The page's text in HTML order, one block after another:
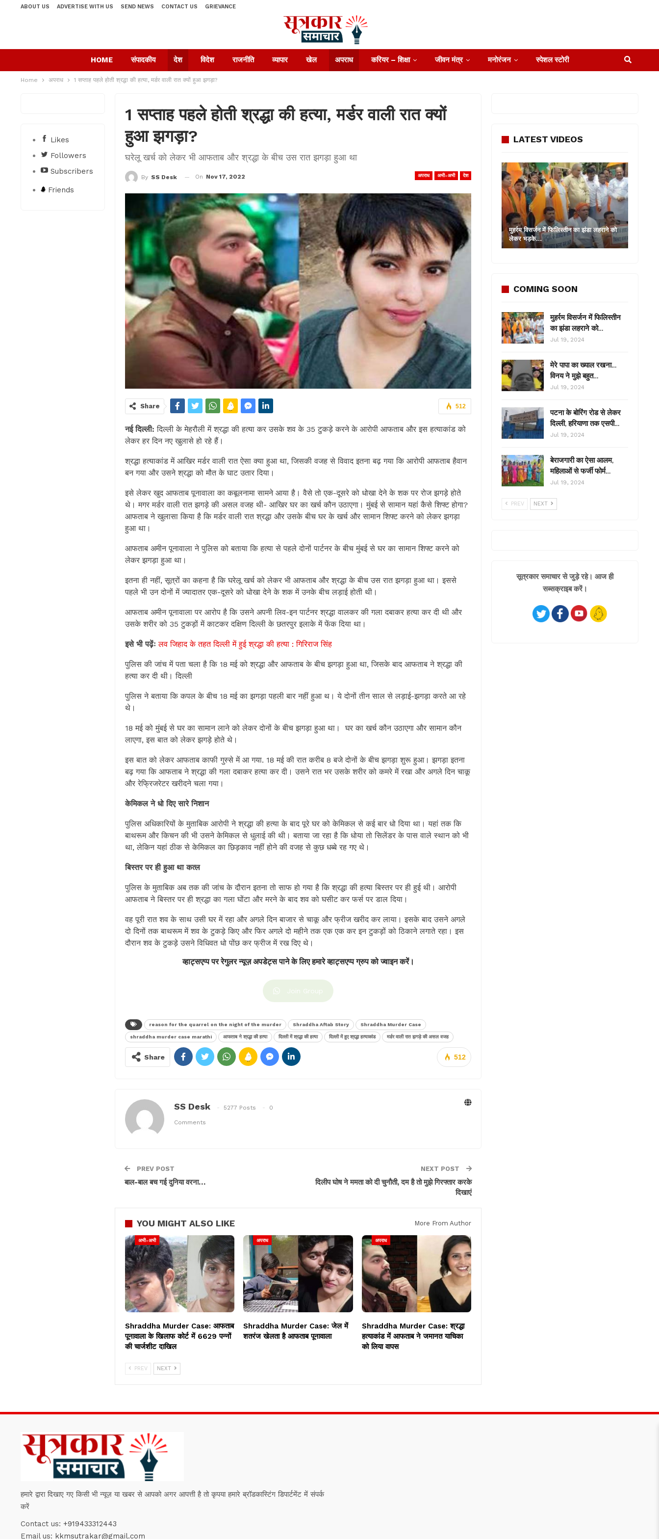
ABOUT US ADVERTISE WITH US SEND NEWS CONTACT US GRIEVANCE
HOME संपादकीय देश विदेश राजनीति व्यापार खेल अपराध करियर – शिक्षा जीवन मंत्र मनोरंजन स्पेशल स्टोरी
Home अपराध 1 सप्ताह पहले होती श्रद्धा की हत्या, मर्डर वाली रात क्यों हुआ झगड़ा?
1 सप्ताह पहले होती श्रद्धा की हत्या, मर्डर वाली रात क्यों
हुआ झगड़ा?
घरेलू खर्च को लेकर भी आफताब और श्रद्धा के बीच उस रात झगड़ा हुआ था
अपराध अभी-अभी देश
By SS Desk On Nov 17, 2022
512
Share
नई दिल्ली: दिल्ली के मेहरौली में श्रद्धा की हत्या कर उसके शव के 35 टुकड़े करने के आरोपी आफताब और इस हत्याकांड को
लेकर हर दिन नए खुलासे हो रहे हैं।
श्रद्धा हत्याकांड में आखिर मर्डर वाली रात ऐसा क्या हुआ था, जिसकी वजह से विवाद इतना बढ़ गया कि आरोपी आफताब हैवान
बन गया और उसने श्रद्धा को मौत के घाट उतार दिया।
इसे लेकर खुद आफताब पूनावाला का कबूलनामा सामने आया है। वैसे तो एक-दूसरे को धोखा देने के शक पर रोज झगड़े होते
थे। मगर मर्डर वाली रात झगड़े की असल वजह थी- आखिर घर का खर्च कौन उठाएगा। मुंबई से सामान यहां कैसे शिफ्ट होगा?
आफताब ने खुलासा किया है कि मर्डर वाली रात श्रद्धा और उसके बीच घर के खर्च और सामान शिफ्ट करने को लेकर झगड़ा
हुआ था।
आफताब अमीन पूनावाला ने पुलिस को बताया कि हत्या से पहले दोनों पार्टनर के बीच मुंबई से घर का सामान शिफ्ट करने को
लेकर झगड़ा हुआ था।
इतना ही नहीं, सूत्रों का कहना है कि घरेलू खर्च को लेकर भी आफताब और श्रद्धा के बीच उस रात झगड़ा हुआ था। इससे
पहले भी उन दोनों में ज्यादातर एक-दूसरे को धोखा देने के शक में उनके बीच लड़ाई होती थी।
आफताब अमीन पूनावाला पर आरोप है कि उसने अपनी लिव-इन पार्टनर श्रद्धा वालकर की गला दबाकर हत्या कर दी थी और
उसके शरीर को 35 टुकड़ों में काटकर दक्षिण दिल्ली के छतरपुर इलाके में फेंक दिया था।
इसे भी पढ़ेंःलव जिहाद के तहत दिल्ली में हुई श्रद्धा की हत्या : गिरिराज सिंह
पुलिस की जांच में पता चला है कि 18 मई को श्रद्धा और आफताब के बीच झगड़ा हुआ था, जिसके बाद आफताब ने श्रद्धा की
हत्या कर दी थी। दिल्ली
पुलिस ने बताया कि कपल के बीच 18 मई का झगड़ा पहली बार नहीं हुआ थ। ये दोनों तीन साल से लड़ाई-झगड़ा करते आ रहे
थे।
18 मई को मुंबई से घर का सामान लाने को लेकर दोनों के बीच झगड़ा हुआ था। घर का खर्च कौन उठाएगा और सामान कौन
लाएगा, इस बात को लेकर झगड़े होते थे।
इस बात को लेकर आफताब काफी गुस्से में आ गया. 18 मई की रात करीब 8 बजे दोनों के बीच झगड़ा शुरू हुआ। झगड़ा इतना
बढ़ गया कि आफताब ने श्रद्धा की गला दबाकर हत्या कर दी। उसने रात भर उसके शरीर को कमरे में रखा और अगले दिन चाकू
और रेफ्रिजरेटर खरीदने चला गया।
केमिकल ने धो दिए सारे निशान
पुलिस अधिकारियों के मुताबिक आरोपी ने श्रद्धा की हत्या के बाद पूरे घर को केमिकल से कई बार धो दिया था। यहां तक कि
बाथरूम और किचन की भी उसने केमिकल से धुलाई की थी। बताया जा रहा है कि धोया तो सिलेंडर के पास वाले स्थान को भी
था, लेकिन यहां ठीक से केमिकल का छिड़काव नहीं होने की वजह से कुछ धब्बे रह गए थे।
बिस्तर पर ही हुआ था कत्ल
पुलिस के मुताबिक अब तक की जांच के दौरान इतना तो साफ हो गया है कि श्रद्धा की हत्या बिस्तर पर ही हुई थी। आरोपी
आफताब ने बिस्तर पर ही श्रद्धा का गला घोंटा और मरने के बाद शव को घसीट कर फर्स पर डाल दिया।
वह पूरी रात शव के साथ उसी घर में रहा और अगले दिन बाजार से चाकू और फ्रीज खरीद कर लाया। इसके बाद उसने अगले
दो दिनों तक बाथरूम में शव के टुकड़े किए और फिर अगले दो महीने तक एक एक कर इन टुकड़ों को ठिकाने लगाते रहा। इस
दौरान शव के टुकड़े उसने विधिवत धो पोंछ कर फ्रीज में रख दिए थे।
व्हाट्सएप्प पर रेगुलर न्यूज़ अपडेट्स पाने के लिए हमारे व्हाट्सएप्प ग्रुप को ज्वाइन करें।
Join Group
reason for the quarrel on the night of the murder Shraddha Aftab Story Shraddha Murder Case
shraddha murder case marathi आफताब ने श्रद्धा की हत्या दिल्ली में श्रद्धा की हत्या दिल्ली में हुए श्रद्धा हत्याकांड मर्डर वाली रात झगड़े की असल वजह
512
Share
SS Desk 5277 Posts 0
Comments
PREV POST
बाल-बाल बच गई दुनिया वरना…
NEXT POST
दिलीप घोष ने ममता को दी चुनौती, दम है तो मुझे गिरफ्तार करके
दिखाएं
YOU MIGHT ALSO LIKE More From Author
अभी-अभी
Shraddha Murder Case: आफताब
पूनावाला के खिलाफ कोर्ट में 6629 पन्नों
की चार्जशीट दाखिल
अपराध
Shraddha Murder Case: जेल में
शतरंज खेलता है आफताब पूनावाला
अपराध
Shraddha Murder Case: श्रद्धा
हत्याकांड में आफताब ने जमानत याचिका
को लिया वापस
PREV NEXT
LATEST VIDEOS
मुहर्रम विसर्जन में फिलिस्तीन का झंडा लहराने को
लेकर भड़के…
COMING SOON
मुहर्रम विसर्जन में फिलिस्तीन
का झंडा लहराने को…
Jul 19, 2024
मेरे पापा का ख्याल रखना…
विनय ने मुझे बहुत…
Jul 19, 2024
पटना के बोरिंग रोड से लेकर
दिल्ली, हरियाणा तक एसपी…
Jul 19, 2024
बेराजगारी का ऐसा आलम,
महिलाओं से फर्जी फोर्म…
Jul 19, 2024
PREV NEXT
सूत्रकार समाचार से जुड़े रहे। आज ही
सब्सक्राइब करें।
Likes
Followers
Subscribers
Friends
हमारे द्वारा दिखाए गए किसी भी न्यूज़ या खबर से आपको अगर आपत्ती है तो कृपया हमारे ब्रॉडकास्टिंग डिपार्टमेंट में संपर्क
करें
Contact us: +919433312443
Email us: kkmsutrakar@gmail.com